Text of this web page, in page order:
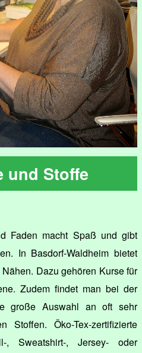
und Stoffe
Faden macht Spaß und gibt
In Basdorf-Waldheim bietet
Dazu gehören Kurse für
Zudem findet man bei der
große Auswahl an oft sehr
Stoffen. Öko-Tex-zertifizierte
, Sweatshirt-, Jersey- oder